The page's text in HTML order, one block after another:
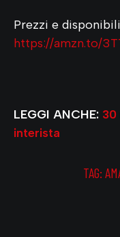
Prezzi e
https://amzn.to/
LEGGI ANCHE:
interista
TAG: